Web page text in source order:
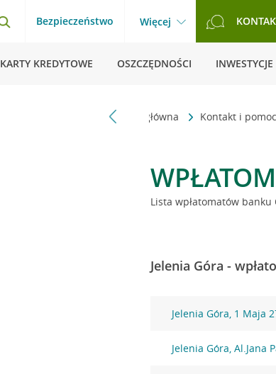
Bezpieczeństwo Więcej
KARTY KREDYTOWE OSZCZĘDNOŚCI INWESTYCJE
Strona główna Kontakt i pomoc
Lista wpłatomatów
Jelenia Góra -
Jelenia Góra, 1 Maja
Jelenia Góra, Al.Jana